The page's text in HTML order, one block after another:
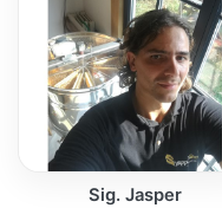
Sig. Jasper